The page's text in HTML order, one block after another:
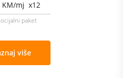
KM/mj x12
paket
više